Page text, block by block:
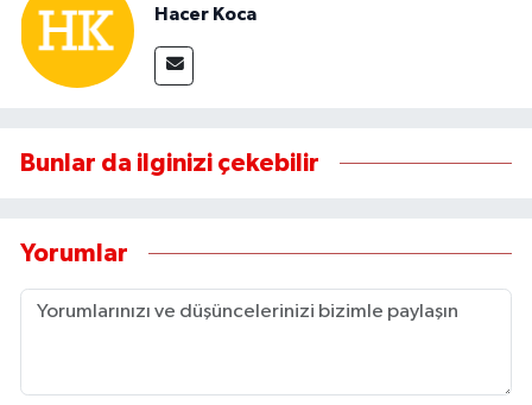
Hacer Koca
Bunlar da ilginizi çekebilir
Yorumlar